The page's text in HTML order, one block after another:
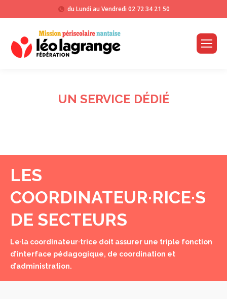
du Lundi au Vendredi 02 72 34 21 50
UN SERVICE DÉDIÉ
LES
COORDINATEUR·RICE·S
DE SECTEURS
Le·la coordinateur·trice doit assurer une triple fonction
d’interface pédagogique, de coordination et
d’administration.